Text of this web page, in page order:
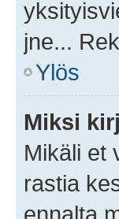
jne...
Ylös
Miksi
Mikäli et
rastia
ennalta